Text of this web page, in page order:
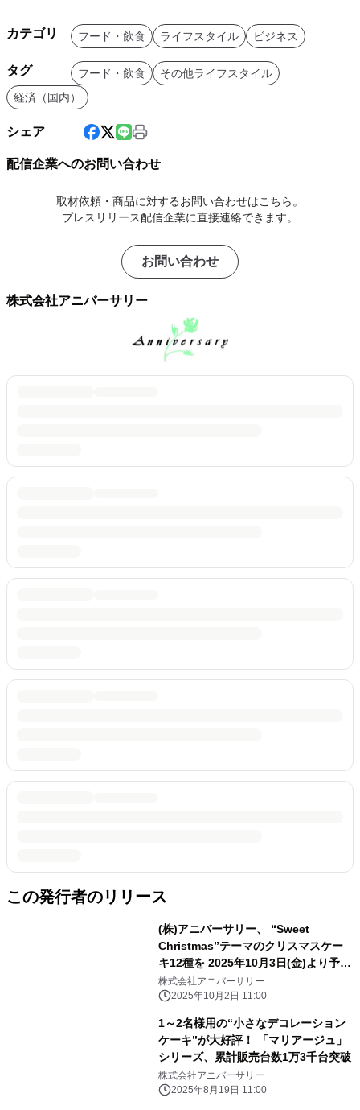
カテゴリ フード・飲食 ライフスタイル ビジネス
タグ フード・飲食
その他ライフスタイル
経済（国内）
シェア
配信企業へのお問い合わせ
取材依頼・商品に対するお問い合わせはこちら。
プレスリリース配信企業に直接連絡できます。
お問い合わせ
株式会社アニバーサリー
この発行者のリリース
(株)アニバーサリー、 “Sweet
Christmas”テーマのクリスマスケー
キ12種を 2025年10月3日(金)より予約
開始！
株式会社アニバーサリー
2025年10月2日 11:00
1～2名様用の“小さなデコレーション
ケーキ”が大好評！ 「マリアージュ」
シリーズ、累計販売台数1万3千台突破
株式会社アニバーサリー
2025年8月19日 11:00